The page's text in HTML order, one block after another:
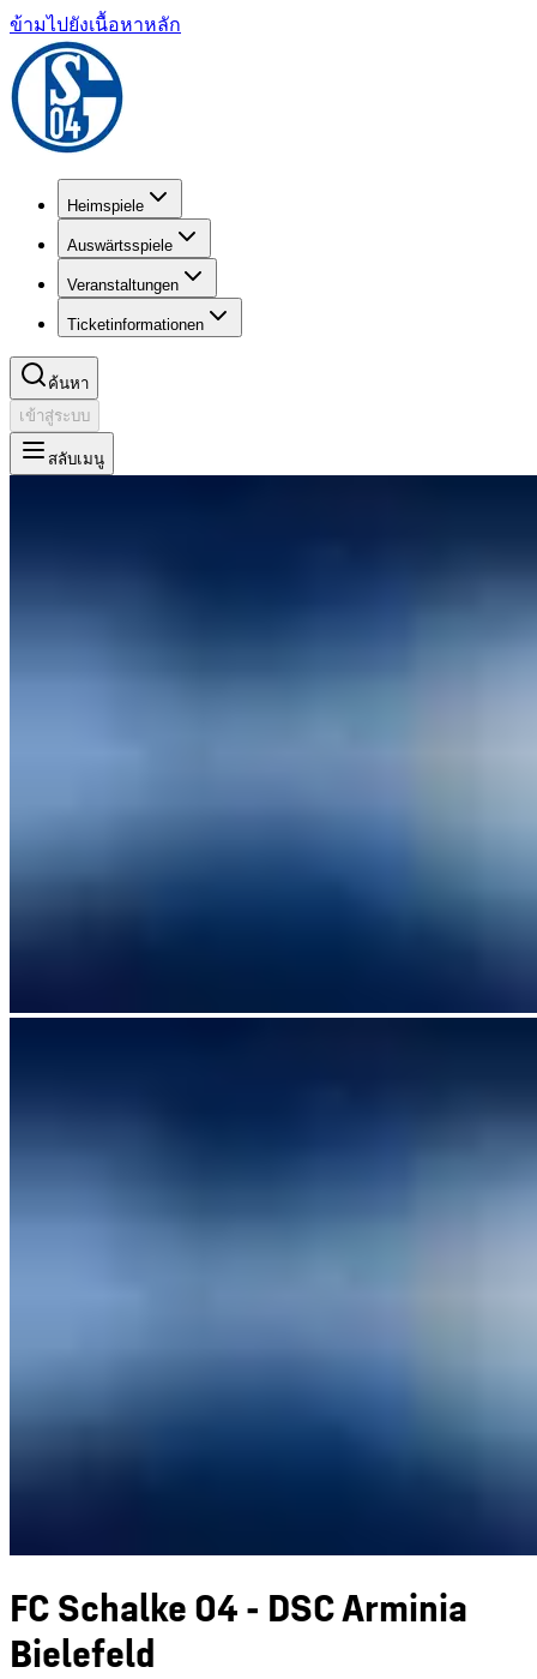
ข้ามไปยังเนื้อหาหลัก
Heimspiele
Auswärtsspiele
Veranstaltungen
Ticketinformationen
ค้นหา
เข้าสู่ระบบ
สลับเมนู
FC Schalke 04 - DSC Arminia
Bielefeld